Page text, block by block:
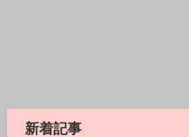
新着記事